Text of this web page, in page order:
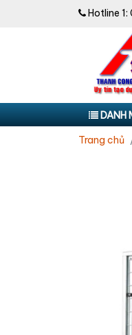
Hotline 1:
DANH
Trang chủ